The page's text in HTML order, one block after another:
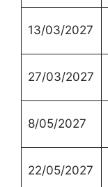
13/03/2027
27/03/2027
8/05/2027
22/05/2027